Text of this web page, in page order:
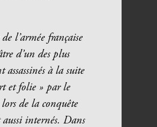
l’armée française
d’un des plus
à la suite
et folie » par le
de la conquête
internés. Dans